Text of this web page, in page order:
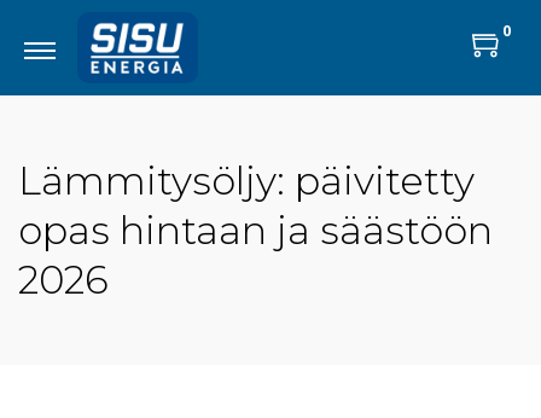
0
Lämmitysöljy: päivitetty
opas hintaan ja säästöön
2026